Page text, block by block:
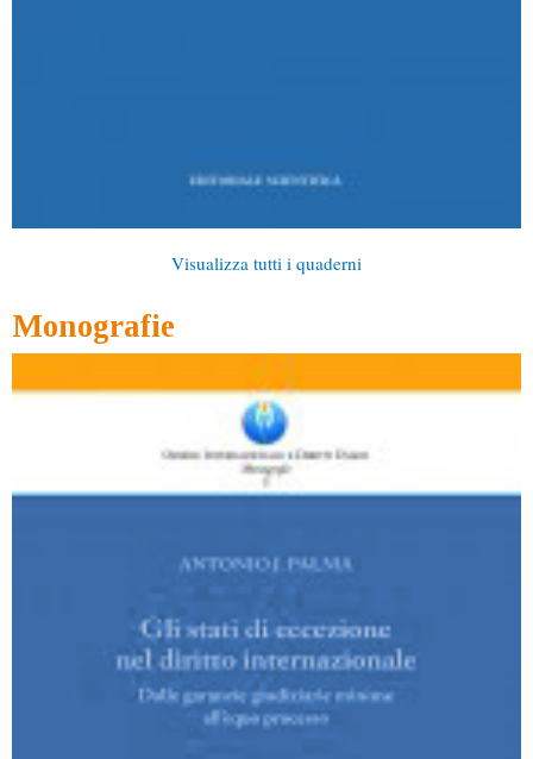
Visualizza tutti i quaderni
Monografie